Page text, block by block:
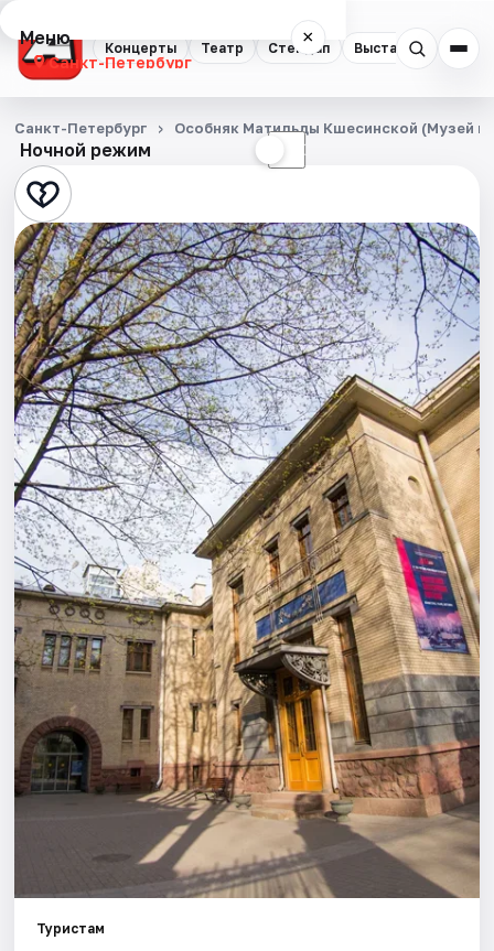
Концерты Театр Стендап Выставки
Меню ×
Санкт-Петербург
Концерты
Театр
Стендап
Выставки
Квесты
Экскурсии
Спорт
События
Города
Площадки
Артисты
Рейтинги
Ночной режим ☾
Санкт-Петербург Особняк Матильды Кшесинской (Музей
Туристам